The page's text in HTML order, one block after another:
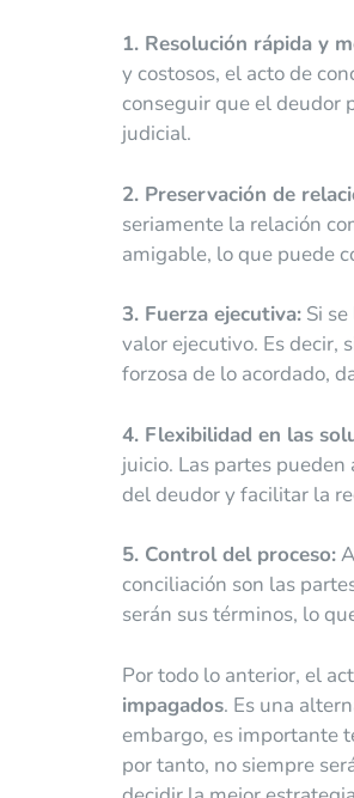
1. Resolución rápida y
y costosos, el acto de
conseguir que el deudor
judicial.
2. Preservación de
seriamente la relación
amigable, lo que puede
3. Fuerza ejecutiva: Si
valor ejecutivo. Es decir,
forzosa de lo acordado,
4. Flexibilidad en las
juicio. Las partes
del deudor y facilitar la
5. Control del proceso:
conciliación son las
serán sus términos, lo
Por todo lo anterior, el
impagados. Es una
embargo, es importante
por tanto, no siempre